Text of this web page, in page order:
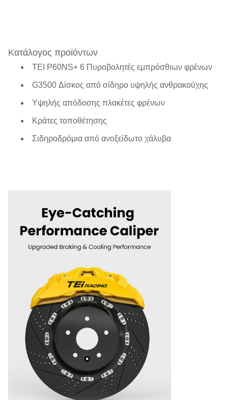
Κατάλογος προϊόντων
ΤΕΙ P60NS+ 6 Πυροβολητές εμπρόσθιων φρένων
G3500 Δίσκος από σίδηρο υψηλής ανθρακούχης
Υψηλής απόδοσης πλακέτες φρένων
Κράτες τοποθέτησης
Σιδηροδρόμια από ανοξείδωτο χάλυβα